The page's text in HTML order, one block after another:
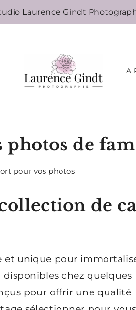
Laurence Gindt
A
photos de
pour vos photos
de
et unique pour
chez quelques
pour offrir une qualité